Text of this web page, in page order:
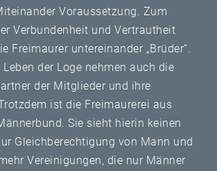
Voraussetzung. Zum
Verbundenheit und Vertrautheit
Freimaurer untereinander „Brüder“.
der Loge nehmen auch die
der Mitglieder und ihre
ist die Freimaurerei aus
Sie sieht hierin keinen
Gleichberechtigung von Mann und
Vereinigungen, die nur Männer